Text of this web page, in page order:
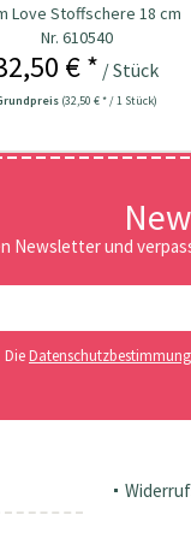
Love Stoffschere 18 cm
Nr. 610540
€ * / Stück
(32,50 € * / 1 Stück)
Newsletter und
Die